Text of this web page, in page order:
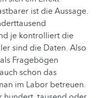
ist die Aussage.
je kontrolliert die
sind die Daten. Also
Fragebögen
schon das
im Labor betreuen.